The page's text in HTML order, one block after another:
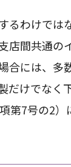
るわけでは
店間共通の
合には、多
だけでなく
第7号の2）